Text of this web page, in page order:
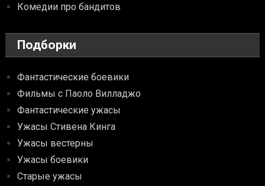
Комедии про бандитов
Подборки
Фантастические боевики
Фильмы с Паоло Вилладжо
Фантастические ужасы
Ужасы Стивена Кинга
Ужасы вестерны
Ужасы боевики
Старые ужасы